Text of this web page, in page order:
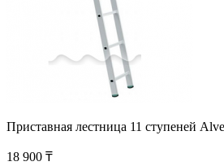
Приставная лестница 11 ступеней Alve
18 900 ₸